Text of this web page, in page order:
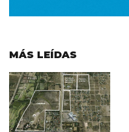
MÁS LEÍDAS
Imagen